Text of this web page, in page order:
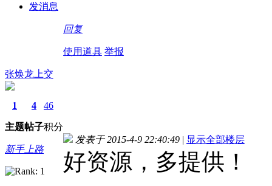
发消息
回复
使用道具 举报
张焕龙上交
1
主题
4
帖子
46
积分
新手上路
发表于 2015-4-9 22:40:49 | 显示全部楼层
好资源，多提供！